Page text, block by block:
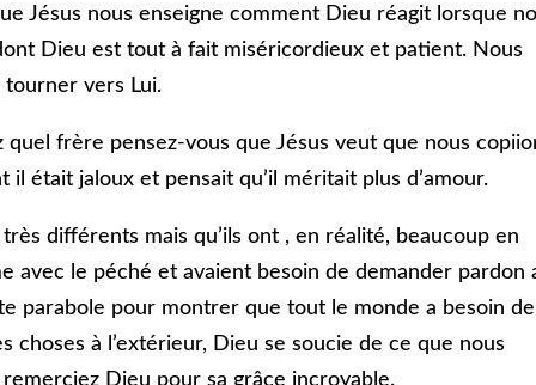
Jésus nous enseigne comment Dieu réagit lorsque
Dieu est tout à fait miséricordieux et patient. Nous
vers Lui.
frère pensez-vous que Jésus veut que nous
était jaloux et pensait qu’il méritait plus d’amour.
différents mais qu’ils ont , en réalité, beaucoup en
avec le péché et avaient besoin de demander pardon
parabole pour montrer que tout le monde a besoin de
choses à l’extérieur, Dieu se soucie de ce que nous
Dieu pour sa grâce incroyable.